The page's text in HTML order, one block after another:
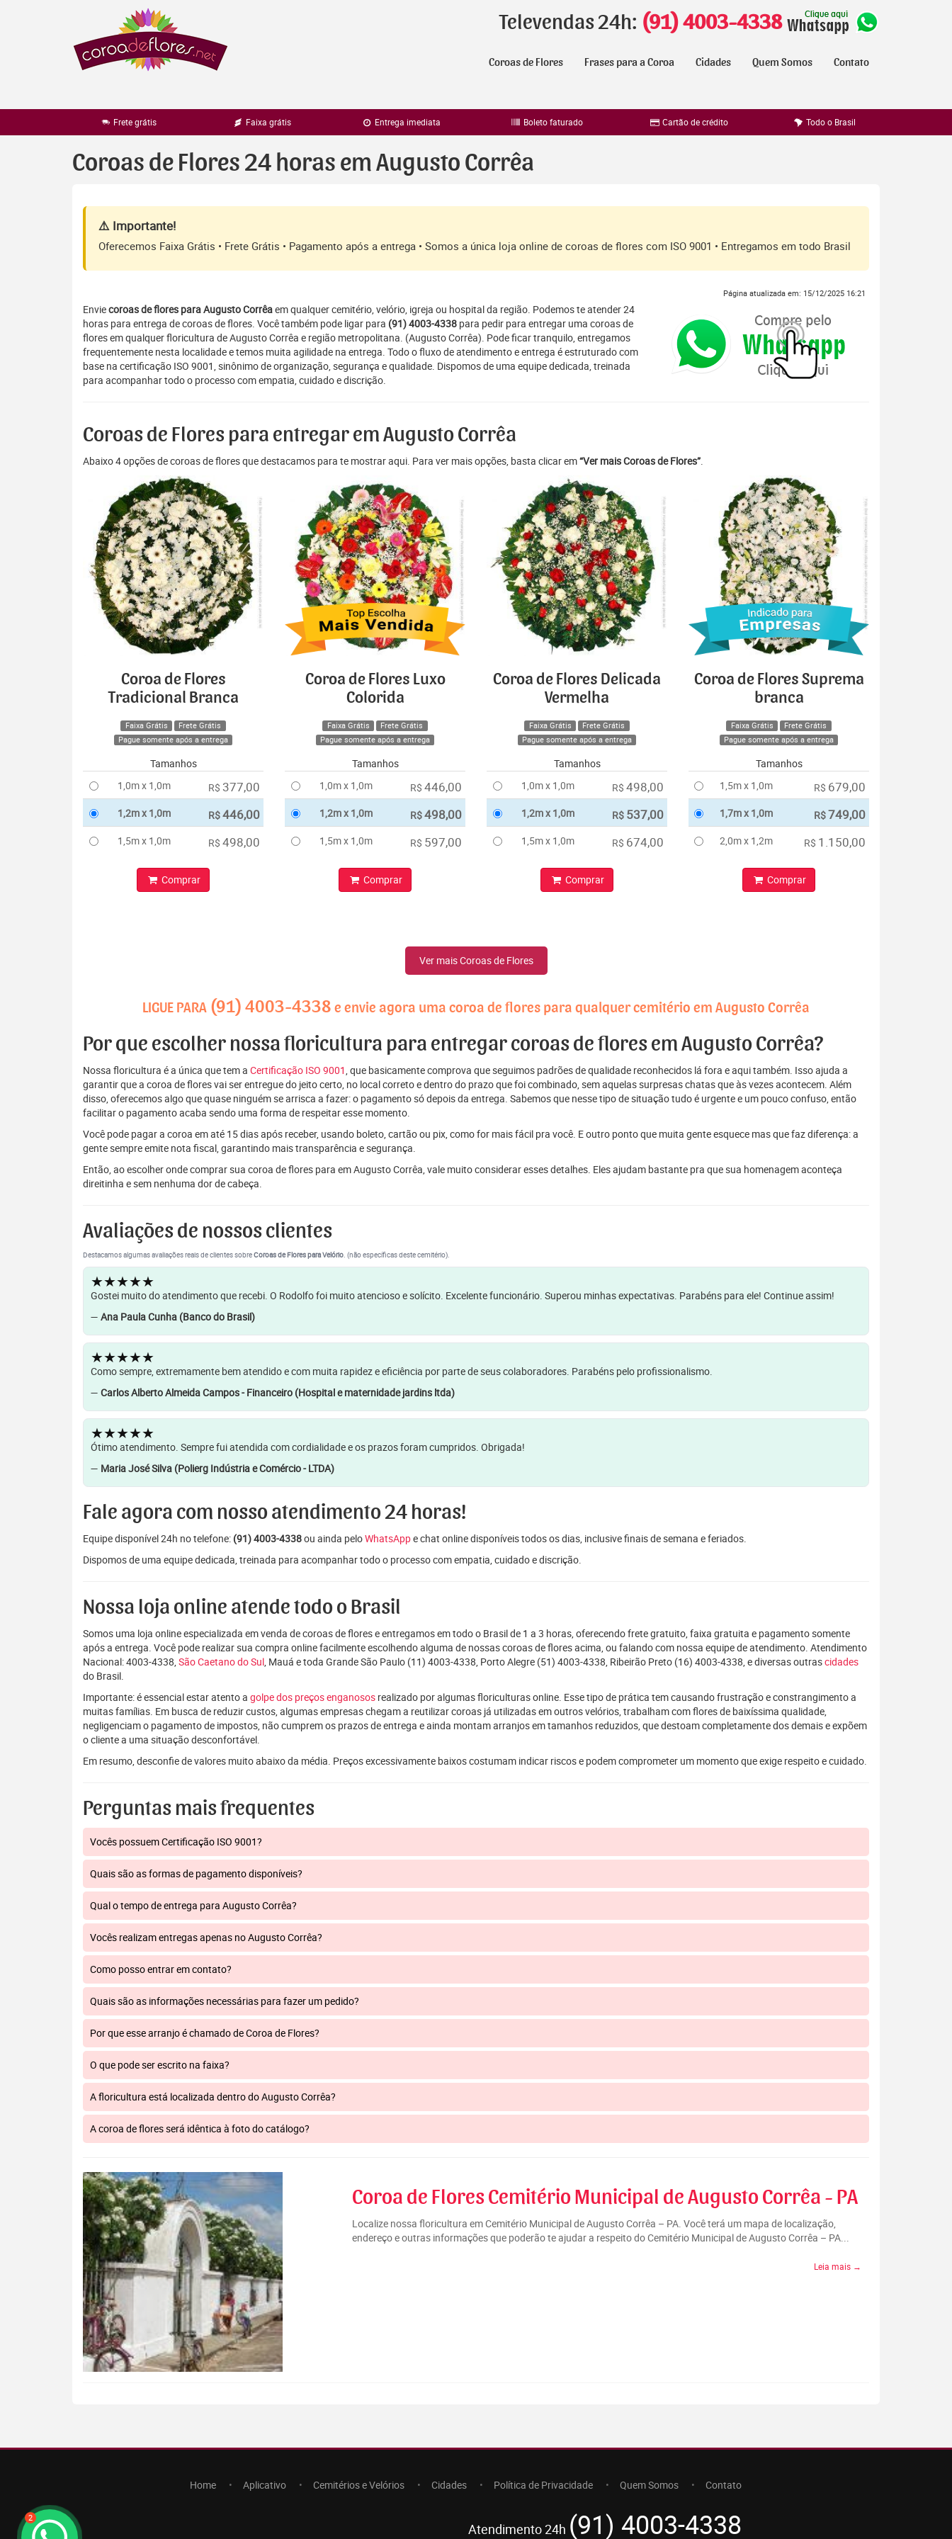
Televendas 24h: (91) 4003-4338
Coroas de Flores Frases para a Coroa Cidades Quem Somos Contato
2
Frete grátis Faixa grátis Entrega imediata Boleto faturado Cartão de crédito Todo o Brasil
Coroas de Flores 24 horas em Augusto Corrêa
⚠️ Importante!
Oferecemos Faixa Grátis • Frete Grátis • Pagamento após a entrega • Somos a única loja online de coroas de flores com ISO 9001 • Entregamos em todo Brasil
Página atualizada em: 15/12/2025 16:21
Enviecoroas de flores para Augusto Corrêaem qualquer cemitério, velório, igreja ou hospital da região. Podemos te atender 24
horas para entrega de coroas de flores. Você também pode ligar para (91) 4003-4338 para pedir para entregar uma coroas de
flores em qualquer floricultura de Augusto Corrêa e região metropolitana. (Augusto Corrêa). Pode ficar tranquilo, entregamos
frequentemente nesta localidade e temos muita agilidade na entrega. Todo o fluxo de atendimento e entrega é estruturado com
base na certificação ISO 9001, sinônimo de organização, segurança e qualidade. Dispomos de uma equipe dedicada, treinada
para acompanhar todo o processo com empatia, cuidado e discrição.
Coroas de Flores para entregar em Augusto Corrêa
Abaixo 4 opções de coroas de flores que destacamos para te mostrar aqui. Para ver mais opções, basta clicar em“Ver mais Coroas de Flores”.
Coroa de Flores
Tradicional Branca
Faixa Grátis
Frete Grátis
Pague somente após a entrega
Tamanhos
1,0m x 1,0m
R$ 377,00
1,2m x 1,0m R$446,00
1,5m x 1,0m R$ 498,00
Comprar
Coroa de Flores Luxo
Colorida
Faixa Grátis
Frete Grátis
Pague somente após a entrega
Tamanhos
1,0m x 1,0m
R$ 446,00
1,2m x 1,0m R$498,00
1,5m x 1,0m R$ 597,00
Comprar
Coroa de Flores Delicada
Vermelha
Faixa Grátis
Frete Grátis
Pague somente após a entrega
Tamanhos
1,0m x 1,0m
R$ 498,00
1,2m x 1,0m R$ 537,00
1,5m x 1,0m R$ 674,00
Comprar
Coroa de Flores Suprema
branca
Faixa Grátis
Frete Grátis
Pague somente após a entrega
Tamanhos
1,5m x 1,0m
R$ 679,00
1,7m x 1,0m R$749,00
2,0m x 1,2m R$ 1.150,00
Comprar
Ver mais Coroas de Flores
LIGUE PARA (91) 4003-4338 e envie agora uma coroa de flores para qualquer cemitério em Augusto Corrêa
Por que escolher nossa floricultura para entregar coroas de flores em Augusto Corrêa?
Nossa floricultura é a única que tem a Certificação ISO 9001, que basicamente comprova que seguimos padrões de qualidade reconhecidos lá fora e aqui também. Isso ajuda a
garantir que a coroa de flores vai ser entregue do jeito certo, no local correto e dentro do prazo que foi combinado, sem aquelas surpresas chatas que às vezes acontecem. Além
disso, oferecemos algo que quase ninguém se arrisca a fazer: o pagamento só depois da entrega. Sabemos que nesse tipo de situação tudo é urgente e um pouco confuso, então
facilitar o pagamento acaba sendo uma forma de respeitar esse momento.
Você pode pagar a coroa em até 15 dias após receber, usando boleto, cartão ou pix, como for mais fácil pra você. E outro ponto que muita gente esquece mas que faz diferença: a
gente sempre emite nota fiscal, garantindo mais transparência e segurança.
Então, ao escolher onde comprar sua coroa de flores para em Augusto Corrêa, vale muito considerar esses detalhes. Eles ajudam bastante pra que sua homenagem aconteça
direitinha e sem nenhuma dor de cabeça.
Avaliações de nossos clientes
Destacamos algumas avaliações reais de clientes sobreCoroas de Flores para Velório. (não específicas deste cemitério).
★★★★★
Gostei muito do atendimento que recebi. O Rodolfo foi muito atencioso e solícito. Excelente funcionário. Superou minhas expectativas. Parabéns para ele! Continue assim!
— Ana Paula Cunha (Banco do Brasil)
★★★★★
Como sempre, extremamente bem atendido e com muita rapidez e eficiência por parte de seus colaboradores. Parabéns pelo profissionalismo.
— Carlos Alberto Almeida Campos - Financeiro (Hospital e maternidade jardins ltda)
★★★★★
Ótimo atendimento. Sempre fui atendida com cordialidade e os prazos foram cumpridos. Obrigada!
— Maria José Silva (Polierg Indústria e Comércio - LTDA)
Fale agora com nosso atendimento 24 horas!
Equipe disponível 24h no telefone: (91) 4003-4338ou ainda peloWhatsAppe chat online disponíveis todos os dias, inclusive finais de semana e feriados.
Dispomos de uma equipe dedicada, treinada para acompanhar todo o processo com empatia, cuidado e discrição.
Nossa loja online atende todo o Brasil
Somos uma loja online especializada em venda de coroas de flores e entregamos em todo o Brasil de 1 a 3 horas, oferecendo frete gratuito, faixa gratuita e pagamento somente
após a entrega. Você pode realizar sua compra online facilmente escolhendo alguma de nossas coroas de flores acima, ou falando com nossa equipe de atendimento. Atendimento
Nacional: 4003-4338, São Caetano do Sul, Mauá e toda Grande São Paulo (11) 4003-4338, Porto Alegre (51) 4003-4338, Ribeirão Preto (16) 4003-4338, e diversas outrascidades
do Brasil.
Importante: é essencial estar atento a golpe dos preços enganosos realizado por algumas floriculturas online. Esse tipo de prática tem causando frustração e constrangimento a
muitas famílias. Em busca de reduzir custos, algumas empresas chegam a reutilizar coroas já utilizadas em outros velórios, trabalham com flores de baixíssima qualidade,
negligenciam o pagamento de impostos, não cumprem os prazos de entrega e ainda montam arranjos em tamanhos reduzidos, que destoam completamente dos demais e expõem
o cliente a uma situação desconfortável.
Em resumo, desconfie de valores muito abaixo da média. Preços excessivamente baixos costumam indicar riscos e podem comprometer um momento que exige respeito e cuidado.
Perguntas mais frequentes
Vocês possuem Certificação ISO 9001?
Quais são as formas de pagamento disponíveis?
Qual o tempo de entrega para Augusto Corrêa?
Vocês realizam entregas apenas no Augusto Corrêa?
Como posso entrar em contato?
Quais são as informações necessárias para fazer um pedido?
Por que esse arranjo é chamado de Coroa de Flores?
O que pode ser escrito na faixa?
A floricultura está localizada dentro do Augusto Corrêa?
A coroa de flores será idêntica à foto do catálogo?
Coroa de Flores Cemitério Municipal de Augusto Corrêa - PA
Localize nossa floricultura em Cemitério Municipal de Augusto Corrêa – PA. Você terá um mapa de localização,
endereço e outras informações que poderão te ajudar a respeito do Cemitério Municipal de Augusto Corrêa – PA...
Leia mais →
Home Aplicativo Cemitérios e Velórios Cidades Política de Privacidade Quem Somos Contato
Atendimento 24h (91) 4003-4338